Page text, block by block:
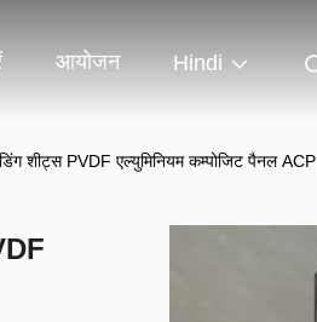
आयोजन Hindi
शीट्स PVDF एल्युमिनियम कम्पोजिट पैनल ACP